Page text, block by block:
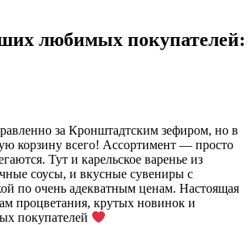
любимых покупателей:
за Кронштадтским зефиром, но в
корзину всего! Ассортимент — просто
Тут и карельское варенье из
соусы, и вкусные сувениры с
по очень адекватным ценам. Настоящая
процветания, крутых новинок и
покупателей